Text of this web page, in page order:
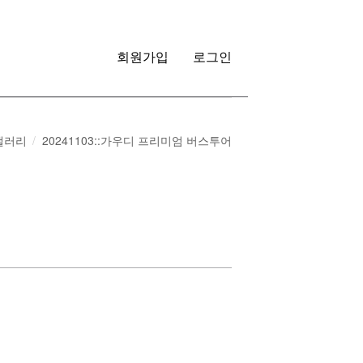
회원가입 로그인
러리 20241103::가우디 프리미엄 버스투어